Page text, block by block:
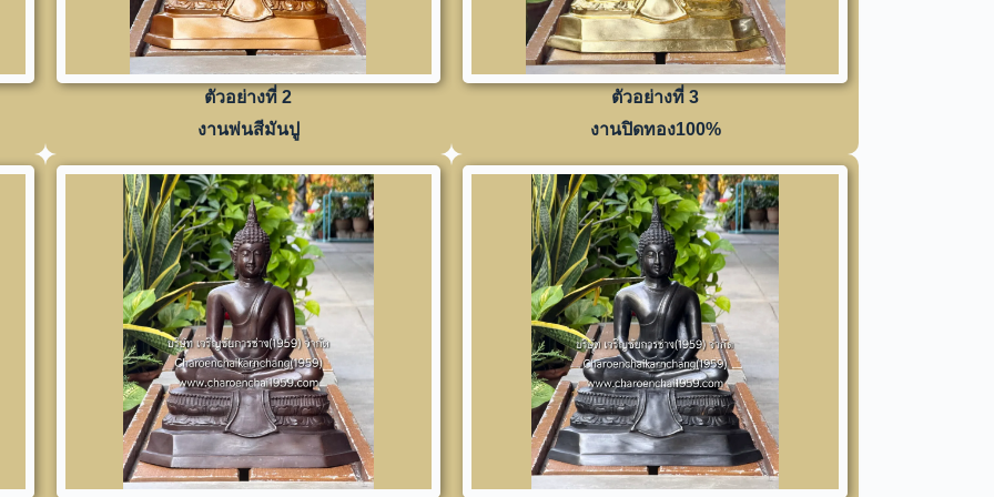
ตัวอย่างที่ 2
งานพ่นสีมันปู
ตัวอย่างที่ 3
งานปิดทอง100%